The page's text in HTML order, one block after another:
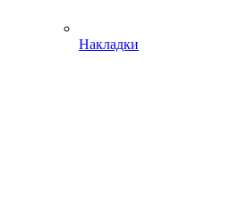
Накладки